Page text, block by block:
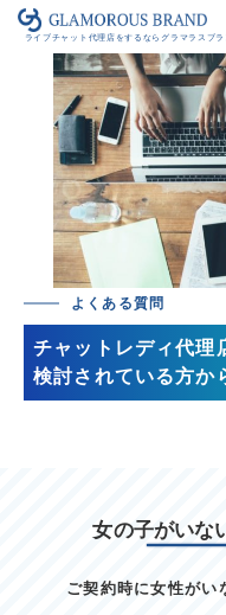
ライブチャット代理店をするならグラマラスブラ
よくある質問
チャットレディ代理
検討されている方か
女の子がいな
ご契約時に女性がい